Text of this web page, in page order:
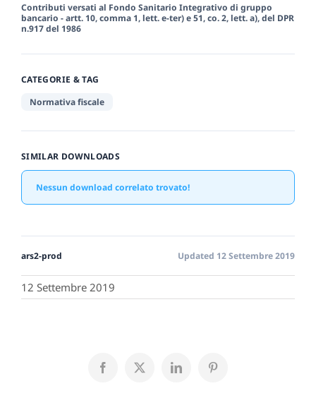
Contributi versati al Fondo Sanitario Integrativo di gruppo
bancario - artt. 10, comma 1, lett. e-ter) e 51, co. 2, lett. a), del DPR
n.917 del 1986
CATEGORIE & TAG
Normativa fiscale
SIMILAR DOWNLOADS
Nessun download correlato trovato!
ars2-prod Updated 12 Settembre 2019
12 Settembre 2019
Facebook
X LinkedInPinterest